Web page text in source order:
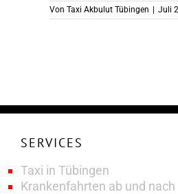
Von Taxi Akbulut Tübingen Juli
SERVICES
Taxi in Tübingen
Krankenfahrten ab und nach